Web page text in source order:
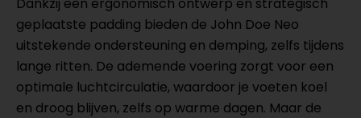
geplaatste padding bieden de John Doe Neo
uitstekende ondersteuning en demping, zelfs tijdens
lange ritten. De ademende voering zorgt voor een
optimale luchtcirculatie, waardoor je voeten koel
en droog blijven, zelfs op warme dagen. Maar de